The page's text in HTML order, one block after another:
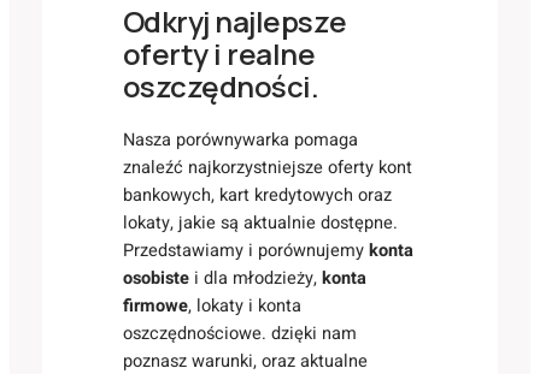
Odkryj najlepsze
oferty i realne
oszczędności.
Nasza porównywarka pomaga
znaleźć najkorzystniejsze oferty kont
bankowych, kart kredytowych oraz
lokaty, jakie są aktualnie dostępne.
Przedstawiamy i porównujemykonta
osobistei dla młodzieży,konta
firmowe, lokaty i konta
oszczędnościowe. dzięki nam
poznasz warunki, oraz aktualne